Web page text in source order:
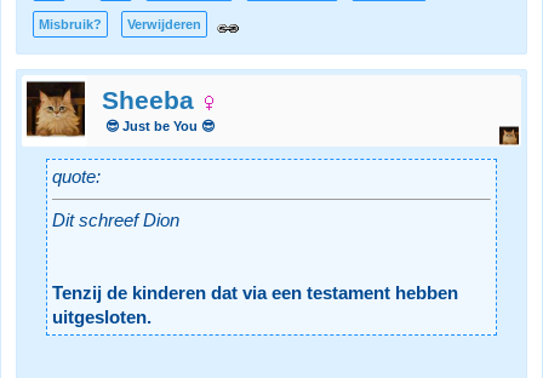
Misbruik? Verwijderen
Sheeba
😎 Just be You 😎
quote:
Dit schreef Dion
Tenzij de kinderen dat via een testament hebben
uitgesloten.